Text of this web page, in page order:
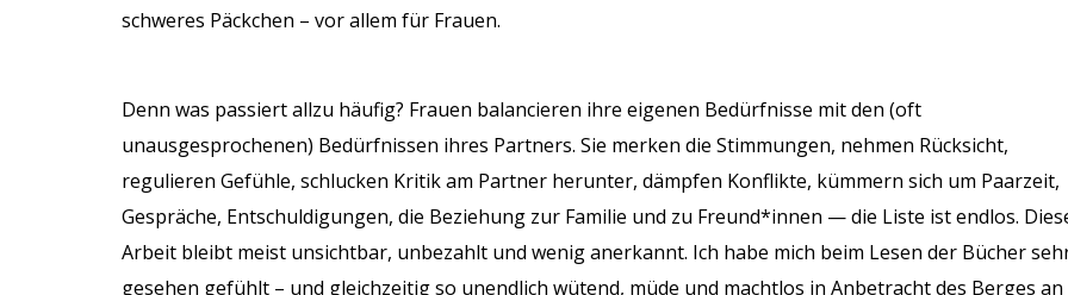
schweres Päckchen – vor allem für Frauen.
Denn was passiert allzu häufig? Frauen balancieren ihre eigenen Bedürfnisse mit den (oft
unausgesprochenen) Bedürfnissen ihres Partners. Sie merken die Stimmungen, nehmen Rücksicht,
regulieren Gefühle, schlucken Kritik am Partner herunter, dämpfen Konflikte, kümmern sich um Paarzeit,
Gespräche, Entschuldigungen, die Beziehung zur Familie und zu Freund*innen — die Liste ist endlos.
Arbeit bleibt meist unsichtbar, unbezahlt und wenig anerkannt. Ich habe mich beim Lesen der Bücher
gesehen gefühlt – und gleichzeitig so unendlich wütend, müde und machtlos in Anbetracht des Berges an